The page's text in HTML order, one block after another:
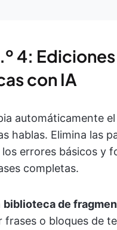
4: Ediciones
con IA
automáticamente
hablas. Elimina las
errores básicos y
completas.
biblioteca de
frases o bloques de